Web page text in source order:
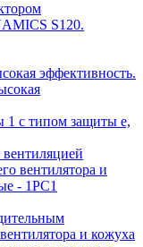
S120.
эффективность.
1 с типом защиты e,
вентилятора и
- 1PC1
и кожуха